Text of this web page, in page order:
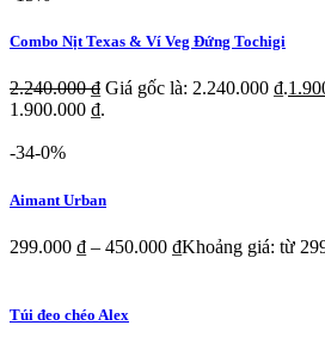
Combo Nịt Texas & Ví Veg Đứng Tochigi
2.240.000₫ Giá gốc là: 2.240.000 ₫.
1.900.000 ₫.
-34-0%
Aimant Urban
299.000 ₫ – 450.000 ₫Khoảng giá: từ
Túi đeo chéo Alex